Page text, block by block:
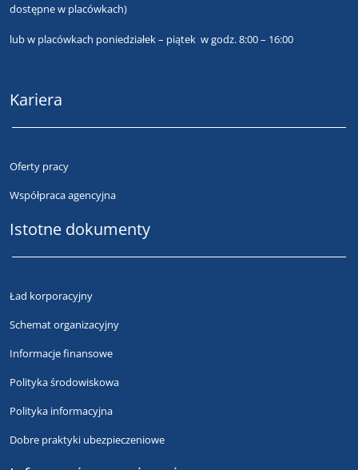
dostępne w placówkach)
lubw placówkach poniedziałek – piątek w godz. 8:00 – 16:00
Kariera
Oferty pracy
Współpraca agencyjna
Istotne dokumenty
Ład korporacyjny
Schemat organizacyjny
Informacje finansowe
Polityka środowiskowa
Polityka informacyjna
Dobre praktyki ubezpieczeniowe